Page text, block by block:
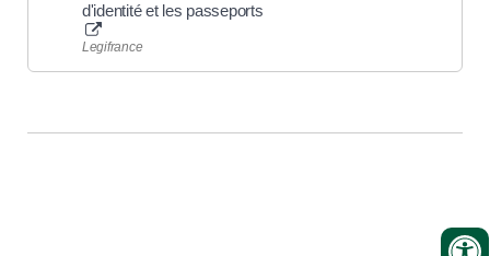
d'identité et les passeports
Legifrance